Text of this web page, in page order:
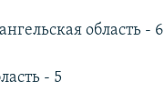
область - 6
- 5